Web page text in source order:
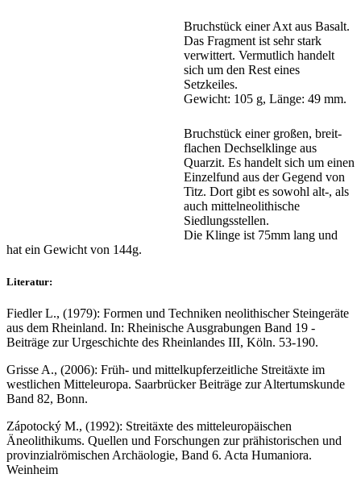
Bruchstück einer Axt aus Basalt.
Das Fragment ist sehr stark
verwittert. Vermutlich handelt
sich um den Rest eines
Setzkeiles.
Gewicht: 105 g, Länge: 49 mm.
Bruchstück einer großen, breit-
flachen Dechselklinge aus
Quarzit. Es handelt sich um einen
Einzelfund aus der Gegend von
Titz. Dort gibt es sowohl alt-, als
auch mittelneolithische
Siedlungsstellen.
Die Klinge ist 75mm lang und
hat ein Gewicht von 144g.
Literatur:
Fiedler L., (1979): Formen und Techniken neolithischer Steingeräte
aus dem Rheinland. In: Rheinische Ausgrabungen Band 19 -
Beiträge zur Urgeschichte des Rheinlandes III, Köln. 53-190.
Grisse A., (2006): Früh- und mittelkupferzeitliche Streitäxte im
westlichen Mitteleuropa. Saarbrücker Beiträge zur Altertumskunde
Band 82, Bonn.
Zápotocký M., (1992): Streitäxte des mitteleuropäischen
Äneolithikums. Quellen und Forschungen zur prähistorischen und
provinzialrömischen Archäologie, Band 6. Acta Humaniora.
Weinheim